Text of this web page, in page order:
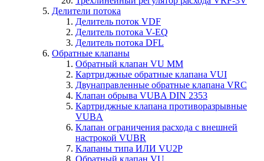
Делители потока
Делитель поток VDF
Делитель потока V-EQ
Делитель потока DFL
Обратные клапаны
Обратный клапан VU MM
Картриджные обратные клапана VUI
Двунаправленные обратные клапана VRC
Клапан обрыва VUBA DIN 2353
Картриджные клапана противоразрывные
VUBA
Клапан ограничения расхода с внешней
настрокой VUBR
Клапаны типа ИЛИ VU2P
Обратный клапан VU